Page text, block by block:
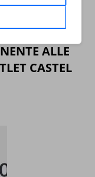
ALLE
CASTEL